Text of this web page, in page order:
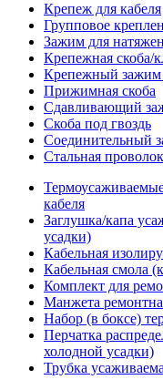
Крепеж для кабеля
Групповое
Зажим для
Крепежная скоба/
Крепежный зажим
Прижимная скоба
Сдавливающий
Скоба под гвоздь
Соединительный
Стальная
кабеля
Заглушка/капа
усадки)
Кабельная
Кабельная смола
Комплект для
Манжета
Набор (в боксе)
Перчатка
холодной усадки)
Трубка